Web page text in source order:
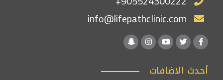
info@lifepathclinic.com
أحدث الاضافات